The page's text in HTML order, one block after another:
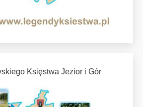
Księstwa Jezior i Gór